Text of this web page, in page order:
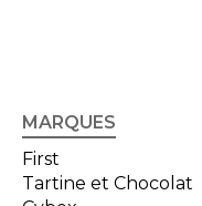
MARQUES
First
Tartine et Chocolat